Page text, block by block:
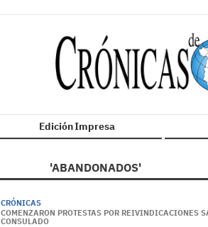
Edición Impresa
'ABANDONADOS'
CRÓNICAS
COMENZARON PROTESTAS POR REIVINDICACIONES
CONSULADO